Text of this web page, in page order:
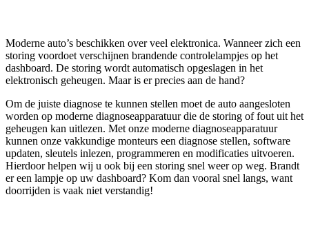
Moderne auto’s beschikken over veel elektronica. Wanneer zich een
storing voordoet verschijnen brandende controlelampjes op het
dashboard. De storing wordt automatisch opgeslagen in het
elektronisch geheugen. Maar is er precies aan de hand?
Om de juiste diagnose te kunnen stellen moet de auto aangesloten
worden op moderne diagnoseapparatuur die de storing of fout uit het
geheugen kan uitlezen. Met onze moderne diagnoseapparatuur
kunnen onze vakkundige monteurs een diagnose stellen, software
updaten, sleutels inlezen, programmeren en modificaties uitvoeren.
Hierdoor helpen wij u ook bij een storing snel weer op weg. Brandt
er een lampje op uw dashboard? Kom dan vooral snel langs, want
doorrijden is vaak niet verstandig!